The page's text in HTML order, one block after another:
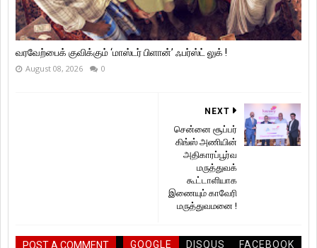
வரவேற்பைக் குவிக்கும் ‘மாஸ்டர் பிளான்’ ஃபர்ஸ்ட் லுக் !
August 08, 2026 0
NEXT
சென்னை சூப்பர்
கிங்ஸ் அணியின்
அதிகாரப்பூர்வ
மருத்துவக்
கூட்டாளியாக
இணையும் காவேரி
மருத்துவமனை !
POST A COMMENT GOOGLE DISQUS FACEBOOK